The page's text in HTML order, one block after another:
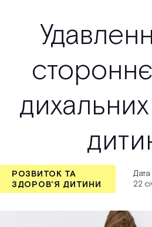
РОЗВИТОК ТА
ЗДОРОВ'Я ДИТИНИ
22